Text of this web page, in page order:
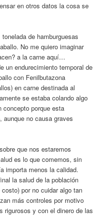
en otros datos la cosa se
de hamburguesas
No me quiero imaginar
a la carne aquí…
un endurecimiento temporal de
con Fenilbutazona
en carne destinada al
se estaba colando algo
concepto porque esta
aunque no causa graves
que nos estaremos
es lo que comemos, sin
importa menos la calidad.
la salud de la población
por no cuidar algo tan
más controles por motivo
rigurosos y con el dinero de las